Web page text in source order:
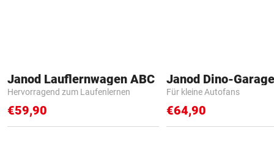
Janod Lauflernwagen ABC
Hervorragend zum Laufenlernen
€59,90
Janod Dino-Garage
Für kleine Autofans
€64,90